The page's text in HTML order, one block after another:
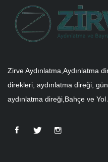
Zirve Aydınlatma,Aydınlatma
direkleri, aydınlatma direği,
aydınlatma direği,Bahçe ve